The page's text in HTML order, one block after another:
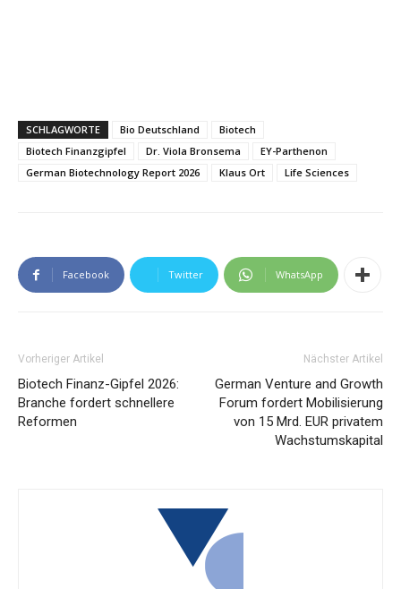
SCHLAGWORTE Bio Deutschland
Biotech
Biotech Finanzgipfel
Dr. Viola Bronsema
EY-Parthenon
German Biotechnology Report 2026
Klaus Ort Life Sciences
Facebook Twitter WhatsApp
Vorheriger Artikel
Biotech Finanz-Gipfel 2026:
Branche fordert schnellere
Reformen
Nächster Artikel
German Venture and Growth
Forum fordert Mobilisierung
von 15 Mrd. EUR privatem
Wachstumskapital